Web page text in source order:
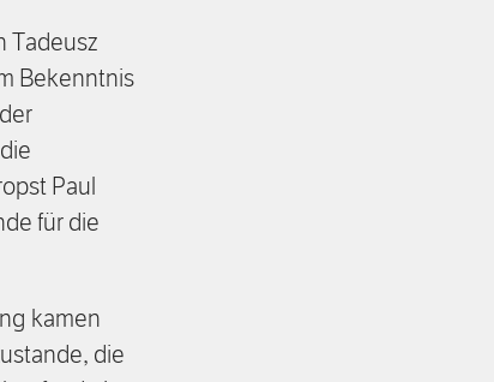
Tadeusz
Bekenntnis
Paul
für die
kamen
die